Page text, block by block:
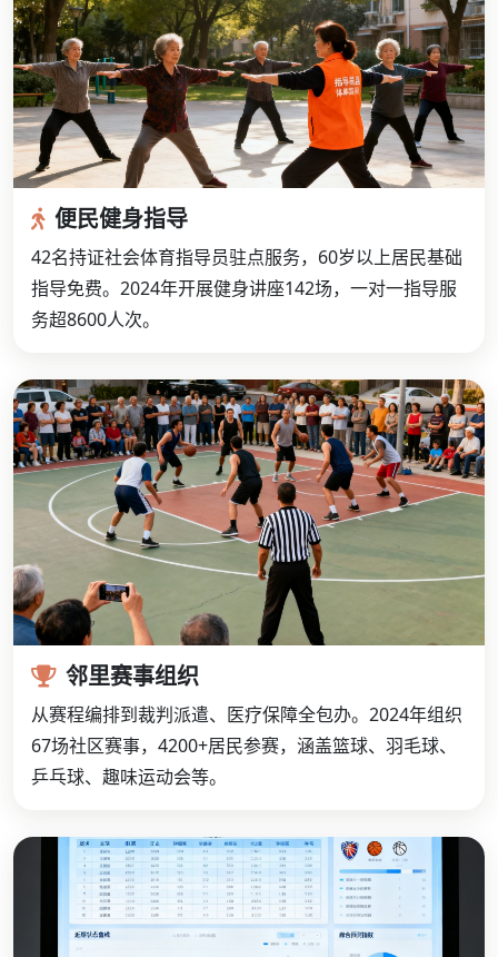
便民健身指导
42名持证社会体育指导员驻点服务，60岁以上居民基础
指导免费。2024年开展健身讲座142场，一对一指导服
务超8600人次。
邻里赛事组织
从赛程编排到裁判派遣、医疗保障全包办。2024年组织
67场社区赛事，4200+居民参赛，涵盖篮球、羽毛球、
乒乓球、趣味运动会等。